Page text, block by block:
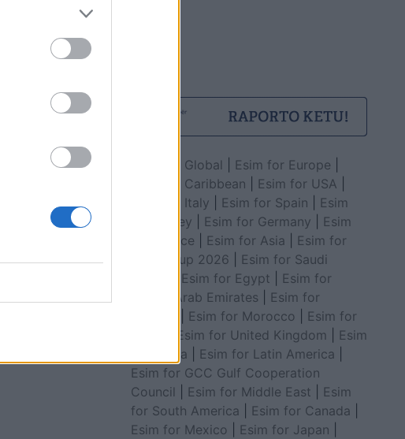
Esim for Global Esim for Europe
Esim for Caribbean
Esim for USA
Esim for Italy
Esim for Spain
Esim
for Turkey
Esim for Germany
Esim
for Greece
Esim for Asia
Esim for
World Cup 2026
Esim for Saudi
Esim for Egypt
Esim for
United Arab Emirates
Esim for
Esim for Morocco
Esim for
Esim for United Kingdom
Esim
for Africa
Esim for Latin America
Esim for GCC Gulf Cooperation
Council
Esim for Middle East
Esim
for South America
Esim for Canada
Esim for Mexico
Esim for Japan